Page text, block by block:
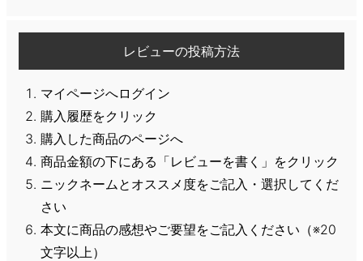
レビューの投稿方法
マイページへログイン
購入履歴をクリック
購入した商品のページへ
商品金額の下にある「レビューを書く」をクリック
ニックネームとオススメ度をご記入・選択してくだ
さい
本文に商品の感想やご要望をご記入ください（※20
文字以上）